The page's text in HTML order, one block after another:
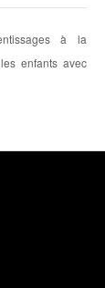
à la
enfants avec